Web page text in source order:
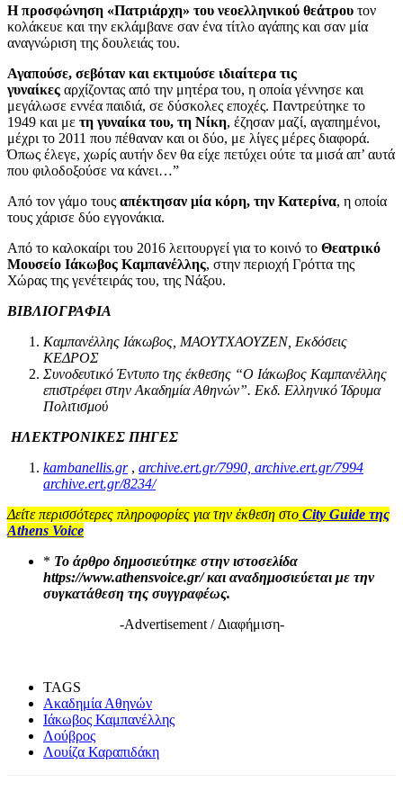
Η προσφώνηση «Πατριάρχη» του νεοελληνικού θεάτρου τον
κολάκευε και την εκλάμβανε σαν ένα τίτλο αγάπης και σαν μία
αναγνώριση της δουλειάς του.
Αγαπούσε, σεβόταν και εκτιμούσε ιδιαίτερα τις
γυναίκες αρχίζοντας από την μητέρα του, η οποία γέννησε και
μεγάλωσε εννέα παιδιά, σε δύσκολες εποχές. Παντρεύτηκε το
1949 και με τη γυναίκα του, τη Νίκη, έζησαν μαζί, αγαπημένοι,
μέχρι το 2011 που πέθαναν και οι δύο, με λίγες μέρες διαφορά.
Όπως έλεγε, χωρίς αυτήν δεν θα είχε πετύχει ούτε τα μισά απ’ αυτά
που φιλοδοξούσε να κάνει…”
Από τον γάμο τους απέκτησαν μία κόρη, την Κατερίνα, η οποία
τους χάρισε δύο εγγονάκια.
Από το καλοκαίρι του 2016 λειτουργεί για το κοινό το Θεατρικό
Μουσείο Ιάκωβος Καμπανέλλης, στην περιοχή Γρόττα της
Χώρας της γενέτειράς του, της Νάξου.
ΒΙΒΛΙΟΓΡΑΦΙΑ
Καμπανέλλης Ιάκωβος, ΜΑΟΥΤΧΑΟΥΖΕΝ, Εκδόσεις
ΚΕΔΡΟΣ
Συνοδευτικό Έντυπο της έκθεσης “Ο Ιάκωβος Καμπανέλλης
επιστρέφει στην Ακαδημία Αθηνών”. Εκδ. Ελληνικό Ίδρυμα
Πολιτισμού
ΗΛΕΚΤΡΟΝΙΚΕΣ ΠΗΓΕΣ
kambanellis.gr, archive.ert.gr/7990, archive.ert.gr/7994
archive.ert.gr/8234/
Δείτε περισσότερες πληροφορίες για την έκθεση στο City Guide της
Athens Voice
* Το άρθρο δημοσιεύτηκε στην ιστοσελίδα
https://www.athensvoice.gr/ και αναδημοσιεύεται με την
συγκατάθεση της συγγραφέως.
-Advertisement / Διαφήμιση-
TAGS
Ακαδημία Αθηνών
Ιάκωβος Καμπανέλλης
Λούβρος
Λουίζα Καραπιδάκη